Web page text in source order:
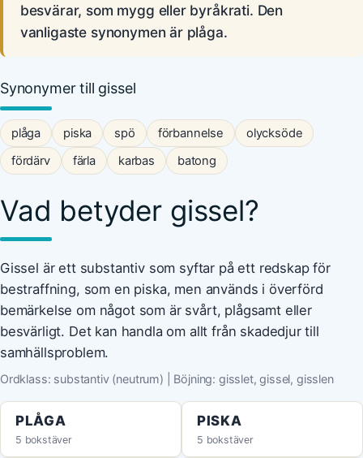
besvärar, som mygg eller byråkrati. Den
vanligaste synonymen är plåga.
Synonymer till gissel
plåga piska spö förbannelse
olycksöde
fördärv
färla karbas batong
Vad betyder gissel?
Gissel är ett substantiv som syftar på ett redskap för
bestraffning, som en piska, men används i överförd
bemärkelse om något som är svårt, plågsamt eller
besvärligt. Det kan handla om allt från skadedjur till
samhällsproblem.
Ordklass: substantiv (neutrum) | Böjning: gisslet, gissel, gisslen
PLÅGA
5 bokstäver
PISKA
5 bokstäver